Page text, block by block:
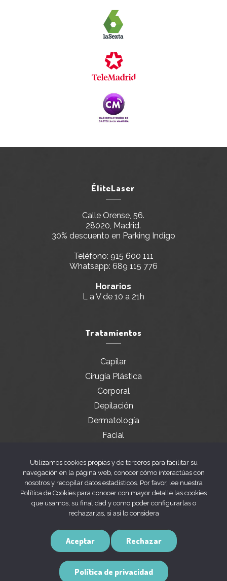
ÉliteLaser
Calle Orense, 56.
28020, Madrid.
30% descuento en Parking Indigo
Teléfono: 915 600 111
Whatsapp: 689 115 776
Horarios
L a V de 10 a 21h
Tratamientos
Capilar
Cirugía Plástica
Corporal
Depilación
Dermatología
Facial
Aviso legal
Política de privacidad
Política de cookies
Utilizamos cookies propias y de terceros para facilitar su
navegación en la página web, conocer cómo interactúas con
nosotros y recopilar datos estadísticos. Por favor, lee nuestra
Política de Cookies para conocer con mayor detalle las cookies
que usamos, su finalidad y como poder configurarlas o
rechazarlas, si así lo considera
Aceptar Rechazar
Política de privacidad